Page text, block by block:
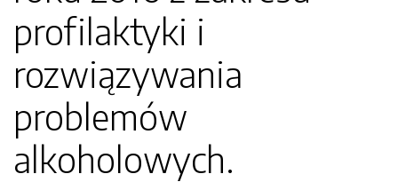
profilaktyki i
rozwiązywania
problemów
alkoholowych.